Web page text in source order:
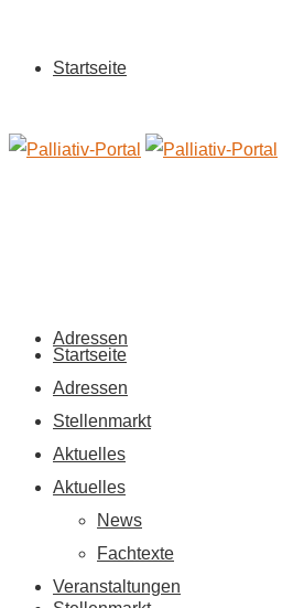
Startseite
Adressen
Startseite
Adressen
Stellenmarkt
Aktuelles
Aktuelles
News
Fachtexte
Veranstaltungen